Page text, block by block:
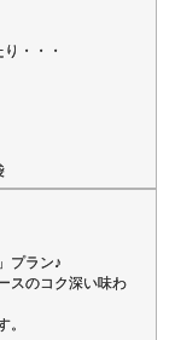
・・・
プラン♪
スのコク深い味わ
。